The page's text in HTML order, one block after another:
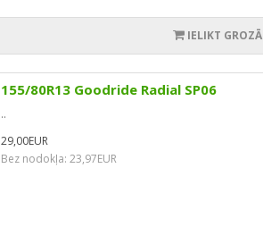
IELIKT GROZĀ
155/80R13 Goodride Radial SP06
..
29,00EUR
Bez nodokļa: 23,97EUR